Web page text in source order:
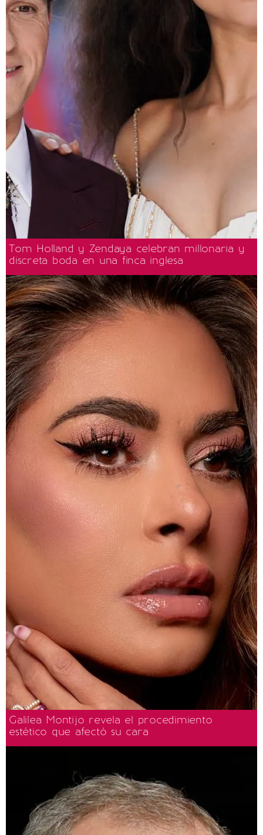
Tom Holland y Zendaya celebran millonaria y
discreta boda en una finca inglesa
Galilea Montijo revela el procedimiento
estético que afectó su cara